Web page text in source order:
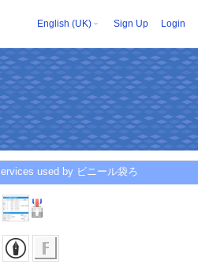
English (UK) Sign Up Login
used by ビニール袋ろ